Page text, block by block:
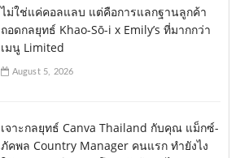
ไม่ใช่แค่คอลแลบ แต่คือการแลกฐานลูกค้า
ถอดกลยุทธ์ Khao-Sō-i x Emily’s ที่มากกว่า
เมนู Limited
August 5, 2026
เจาะกลยุทธ์ Canva Thailand กับคุณ แม็กซ์-
ภัคพล Country Manager คนแรก ทำยังไง